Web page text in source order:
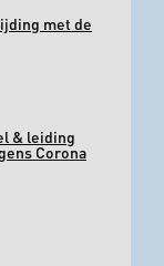
met de
& leiding
Corona